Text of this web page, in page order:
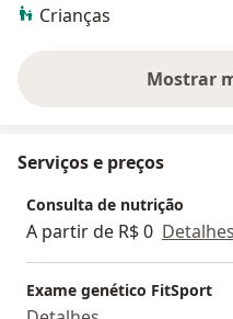
Crianças
Mostrar
Serviços e preços
Consulta de nutrição
A partir de R$ 0 Detalhes
Exame genético FitSport